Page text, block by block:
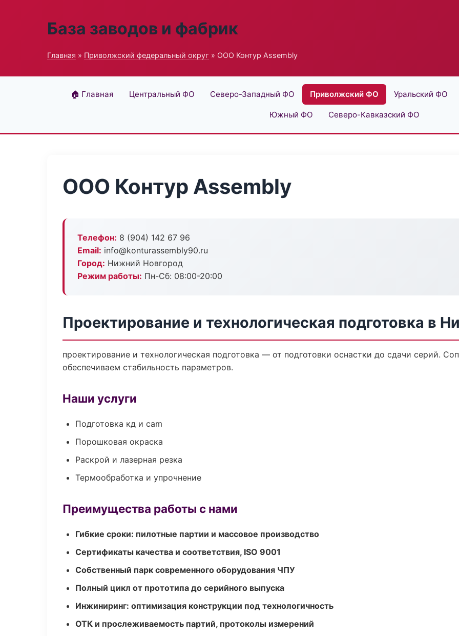
База заводов и фабрик
Главная » Приволжский федеральный округ » ООО Контур Assembly
🏠 Главная Центральный ФО Северо-Западный ФО Приволжский ФО Уральский ФО
Южный ФО Северо-Кавказский ФО
ООО Контур Assembly
Телефон: 8 (904) 142 67 96
Email: info@konturassembly90.ru
Город: Нижний Новгород
Режим работы: Пн-Сб: 08:00-20:00
Проектирование и технологическая подготовка в
проектирование и технологическая подготовка — от подготовки оснастки до сдачи серий.
обеспечиваем стабильность параметров.
Наши услуги
Подготовка кд и cam
Порошковая окраска
Раскрой и лазерная резка
Термообработка и упрочнение
Преимущества работы с нами
Гибкие сроки: пилотные партии и массовое производство
Сертификаты качества и соответствия, ISO 9001
Собственный парк современного оборудования ЧПУ
Полный цикл от прототипа до серийного выпуска
Инжиниринг: оптимизация конструкции под технологичность
ОТК и прослеживаемость партий, протоколы измерений